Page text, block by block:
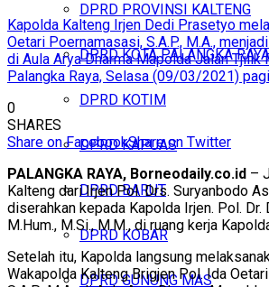
DPRD PROVINSI KALTENG
DPRD KOTA PALANGKA RAYA
DPRD KOTIM
DPRD KAPUAS
DPRD BARUT
DPRD KOBAR
DPRD GUNUNG MAS
Kapolda Kalteng Irjen Dedi Prasetyo
Oetari Poernamasasi, S.A.P., M.A.,
di Aula Arya Dharma Mapolda Jalan Tjilik
Palangka Raya, Selasa (09/03/2021)
0
SHARES
Share on FacebookShare on Twitter
PALANGKA RAYA, Borneodaily.co.id –
Kalteng dari Irjen Pol. Drs. Suryanbodo
diserahkan kepada Kapolda Irjen. Pol.
M.Hum., M.Si., M.M., di ruang kerja
Setelah itu, Kapolda langsung
Wakapolda Kalteng Brigjen Pol. Ida